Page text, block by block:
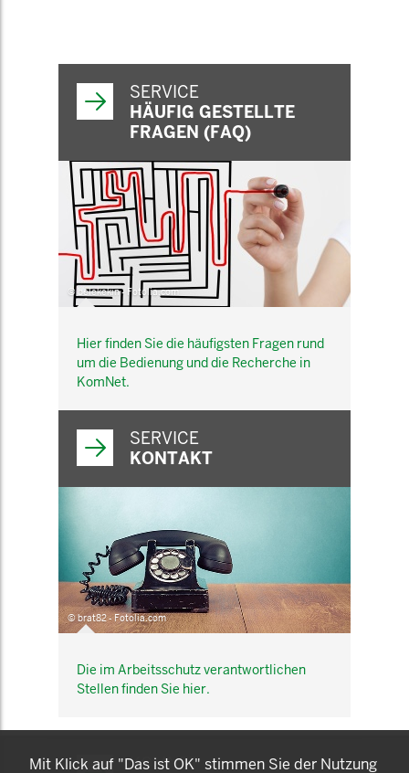
SERVICE
HÄUFIG GESTELLTE
FRAGEN (FAQ)
© belekekin - Fotolia.com
Hier finden Sie die häufigsten Fragen rund
um die Bedienung und die Recherche in
KomNet.
SERVICE
KONTAKT
© brat82 - Fotolia.com
Die im Arbeitsschutz verantwortlichen
Stellen finden Sie hier.
KOMNET
Mit Klick auf "Das ist OK" stimmen Sie der Nutzung